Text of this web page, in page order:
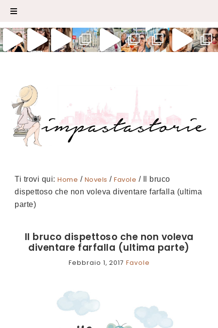
Ti trovi qui: Home / Novels / Favole /Il bruco
dispettoso che non voleva diventare farfalla (ultima
parte)
Il bruco dispettoso che non voleva
diventare farfalla (ultima parte)
Febbraio 1, 2017 Favole